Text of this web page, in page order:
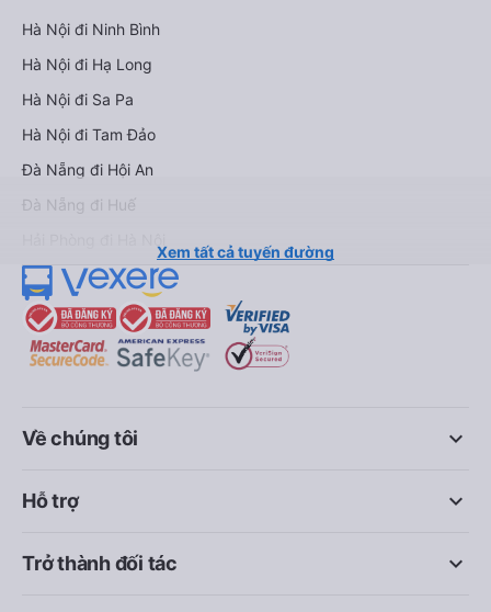
Hà Nội đi Ninh Bình
Hà Nội đi Hạ Long
Hà Nội đi Sa Pa
Hà Nội đi Tam Đảo
Đà Nẵng đi Hội An
Đà Nẵng đi Huế
Xem tất cả tuyến đường
keyboard_arrow_down
Về chúng tôi
keyboard_arrow_down
Hỗ trợ
keyboard_arrow_down
Trở thành đối tác